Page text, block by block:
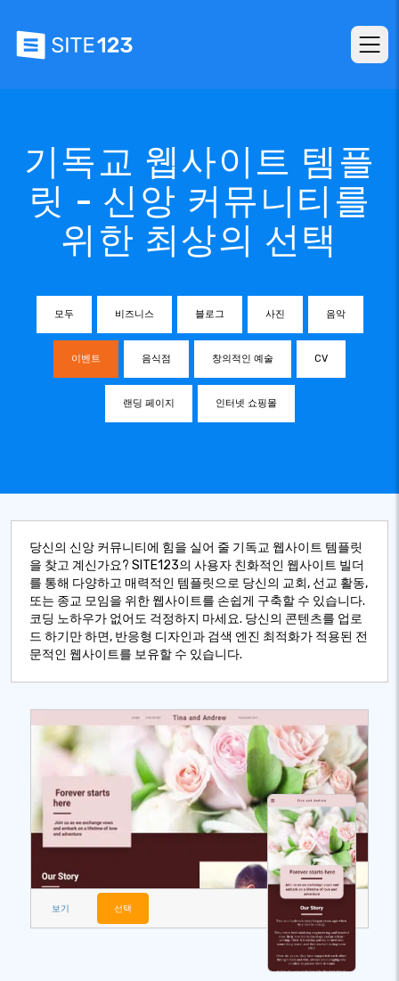
기독교 웹사이트 템플
릿 - 신앙 커뮤니티를
위한 최상의 선택
모두 비즈니스 블로그 사진 음악
이벤트 음식점 창의적인 예술 CV
랜딩 페이지 인터넷 쇼핑몰
당신의 신앙 커뮤니티에 힘을 실어 줄 기독교 웹사이트 템플릿
을 찾고 계신가요? SITE123의 사용자 친화적인 웹사이트 빌더
를 통해 다양하고 매력적인 템플릿으로 당신의 교회, 선교 활동,
또는 종교 모임을 위한 웹사이트를 손쉽게 구축할 수 있습니다.
코딩 노하우가 없어도 걱정하지 마세요. 당신의 콘텐츠를 업로
드 하기만 하면, 반응형 디자인과 검색 엔진 최적화가 적용된 전
문적인 웹사이트를 보유할 수 있습니다.
보기 선택